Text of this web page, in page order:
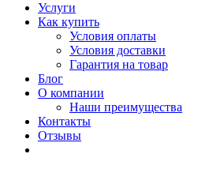
Услуги
Как купить
Условия оплаты
Условия доставки
Гарантия на товар
Блог
О компании
Наши преимущества
Контакты
Отзывы